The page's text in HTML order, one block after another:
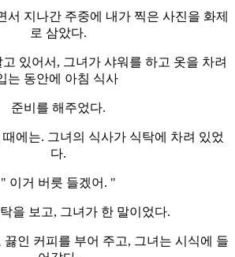
서 지나간 주중에 내가 찍은 사진을 화제
로 삼았다.
있어서, 그녀가 샤워를 하고 옷을 차려
는 동안에 아침 식사
준비를 해주었다.
에는. 그녀의 식사가 식탁에 차려 있었
다.
" 이거 버릇 들겠어. "
을 보고, 그녀가 한 말이었다.
끓인 커피를 부어 주고, 그녀는 시식에 들